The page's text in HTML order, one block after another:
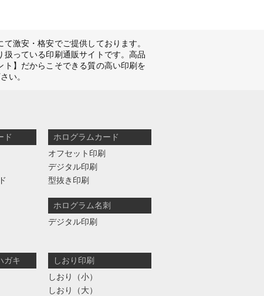
激安・格安でご提供しております。
っている印刷通販サイトです。高品
】だからこそできる質の高い印刷を
い。
ド
ホログラムカード
オフセット印刷
デジタル印刷
型抜き印刷
ホログラム名刺
デジタル印刷
ガキ
しおり印刷
しおり（小）
しおり（大）